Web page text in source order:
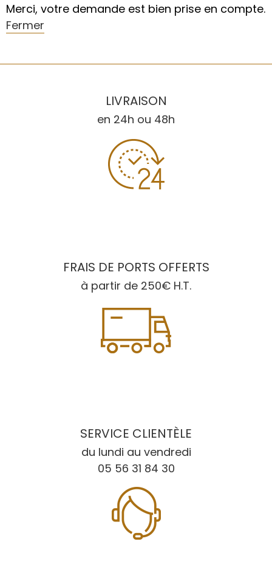
Merci, votre demande est bien prise en compte.
Fermer
LIVRAISON
en 24h ou 48h
FRAIS DE PORTS OFFERTS
à partir de 250€ H.T.
SERVICE CLIENTÈLE
du lundi au vendredi
05 56 31 84 30